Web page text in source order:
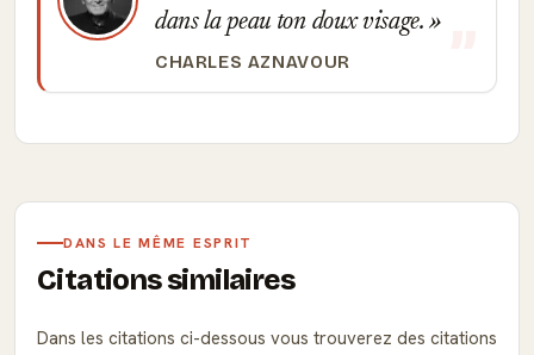
dans la peau ton doux visage.
CHARLES AZNAVOUR
DANS LE MÊME ESPRIT
Citations similaires
Dans les citations ci-dessous vous trouverez des citations